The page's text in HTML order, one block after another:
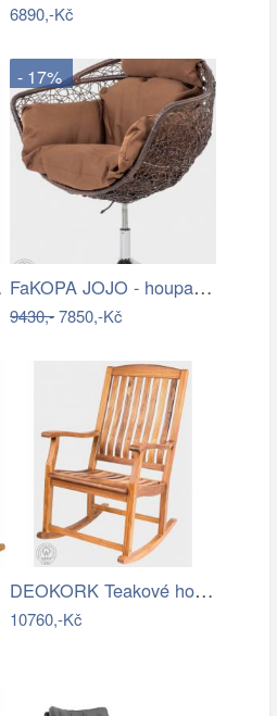
6890,-Kč
- 17%
FaKOPA JOJO - houpací křeslo z ratanu…
9430,-7850,-Kč
DEOKORK Teakové houpací křeslo CLAUDIO
10760,-Kč